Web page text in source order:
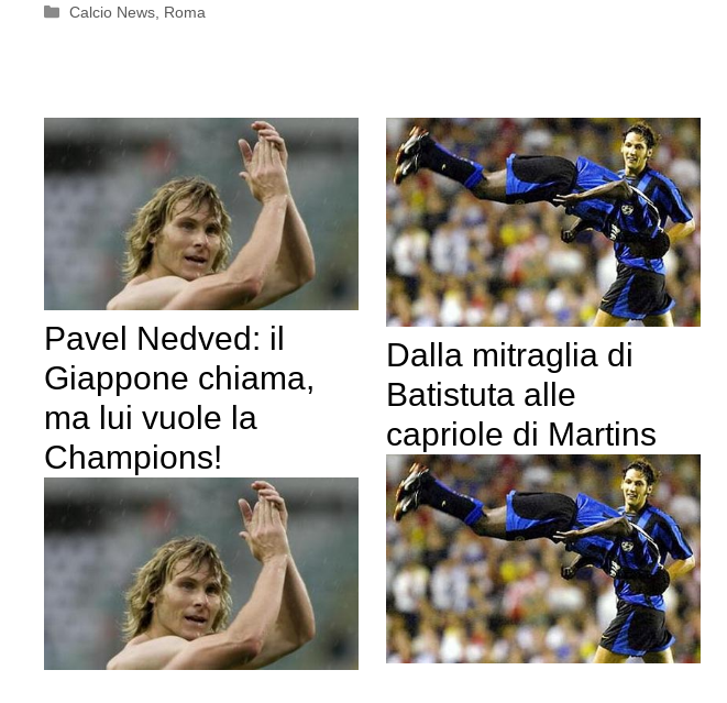
Categorie
Calcio News Roma
Pavel Nedved: il
Giappone chiama,
ma lui vuole la
Champions!
Dalla mitraglia di
Batistuta alle
capriole di Martins